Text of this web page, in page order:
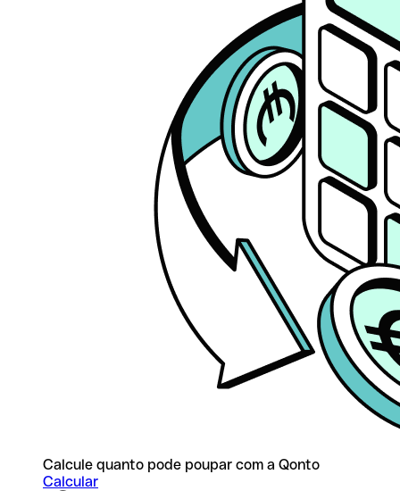
Calcule quanto pode poupar com a Qonto
Calcular